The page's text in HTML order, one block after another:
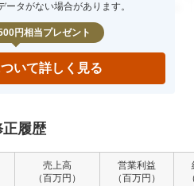
000 0.0 %
タがない場合があります。
円相当プレゼント
いて詳しく見る
履歴
売上高
（百万円）
営業利益
（百万円）